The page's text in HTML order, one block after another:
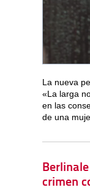
La nueva
«La larga
en las
de una
crimen